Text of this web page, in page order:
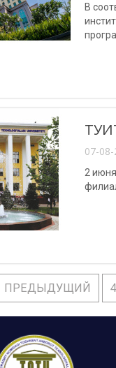
В
07-
2
ПРЕДЫДУЩИЙ